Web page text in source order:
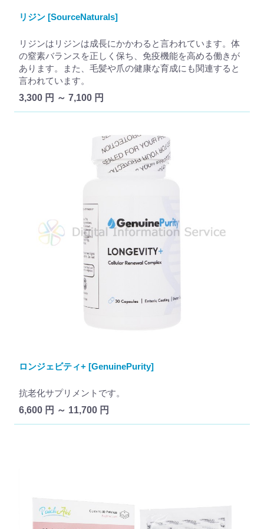
リジン [SourceNaturals]
リジンはリジンは成長にかかわると言われています。体
の窒素バランスを正しく保ち、免疫機能を高める働きが
あります。また、毛髪や爪の健康な育成にも関連すると
言われています。
3,300 円 ～ 7,100 円
ロンジェビティ+ [GenuinePurity]
抗老化サプリメントです。
6,600 円 ～ 11,700 円